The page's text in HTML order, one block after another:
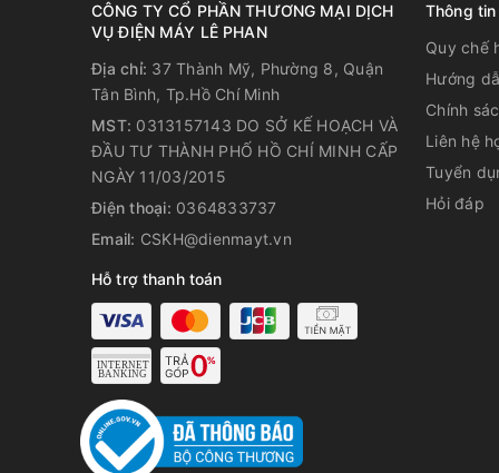
nhân. Mô tơ 100% đồng nguyên chất và linh kiện
lâu dài cho động cơ. Vì thế, quạt sẽ mang đến sự
dụng.
Bảng điều khiển cảm
CÔNG TY CỔ PHẦN THƯƠNG MẠI DỊCH
VỤ ĐIỆN MÁY LÊ PHAN
Địa chỉ: 37 Thành Mỹ, Phường 8, Quận
Tân Bình, Tp.Hồ Chí Minh
MST: 0313157143 DO SỞ KẾ HOẠCH VÀ
ĐẦU TƯ THÀNH PHỐ HỒ CHÍ MINH CẤP
NGÀY 11/03/2015
Điện thoại: 0364833737
Email: CSKH@dienmayt.vn
Hỗ trợ thanh toán
Thông
Quy chế
Hướng
Chính
Liên hệ
Tuyển
Hỏi đáp